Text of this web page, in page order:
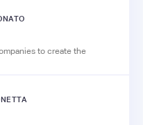
to create the